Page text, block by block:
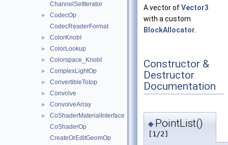
ChannelSetIterator
►
CodecOp
CodecReaderFormat
► ColorKnobI
► ColorLookup
► Colorspace_KnobI
► ComplexLightOp
► ConvertibleToIop
► Convolve
► ConvolveArray
►
CoShaderMaterialInterface
CoShaderOp
CreateOrEditGeomOp
A vector ofVector3
with a custom
BlockAllocator
Constructor &
Destructor
Documentation
◆ PointList()
[1/2]